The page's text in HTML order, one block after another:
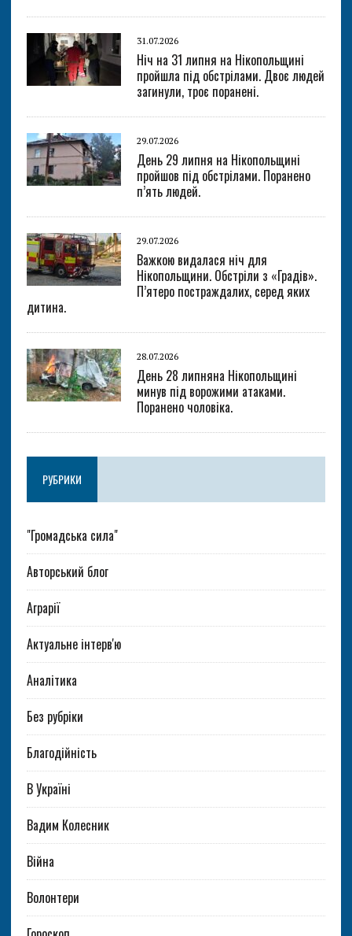
31.07.2026
Ніч на 31 липня на Нікопольщині
пройшла під обстрілами. Двоє людей
загинули, троє поранені.
29.07.2026
День 29 липня на Нікопольщині
пройшов під обстрілами. Поранено
п’ять людей.
29.07.2026
Важкою видалася ніч для
Нікопольщини. Обстріли з «Градів».
П’ятеро постраждалих, серед яких
дитина.
28.07.2026
День 28 липняна Нікопольщині
минув під ворожими атаками.
Поранено чоловіка.
РУБРИКИ
"Громадська сила"
Авторський блог
Аграрії
Актуальне інтерв'ю
Аналітика
Без рубріки
Благодійність
В Україні
Вадим Колесник
Війна
Волонтери